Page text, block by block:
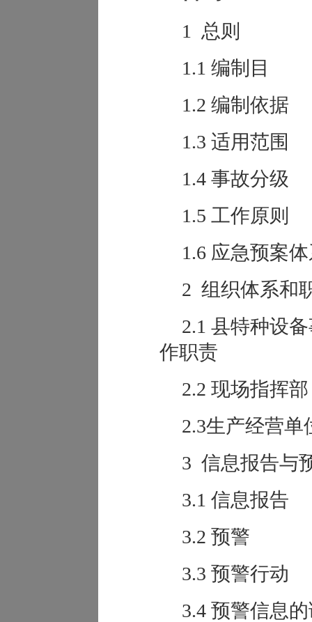
1 总则
1.1 编制目
1.2 编制依据
1.3 适用范围
1.4 事故分级
1.5 工作原则
1.6 应急预案
2 组织体系和
2.1 县特种设
作职责
2.2 现场指挥部
2.3生产经营单
3 信息报告与
3.1 信息报告
3.2 预警
3.3 预警行动
3.4 预警信息